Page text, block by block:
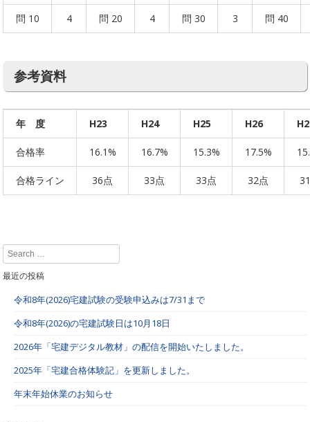
問 10 4 問 20 4 問 30 3 問 40
参考資料
年 度 H23 H24 H25 H26
合格率 16.1% 16.7% 15.3% 17.5%
合格ライン 36点 33点 33点 32点
Search
最近の投稿
令和8年(2026)宅建試験の受験申込みは7/31まで
令和8年(2026)の宅建試験日は10月18日
2026年「宅建デジタル教材」の配信を開始いたしました。
2025年「宅建合格体験記」を更新しました。
年末年始休業のお知らせ